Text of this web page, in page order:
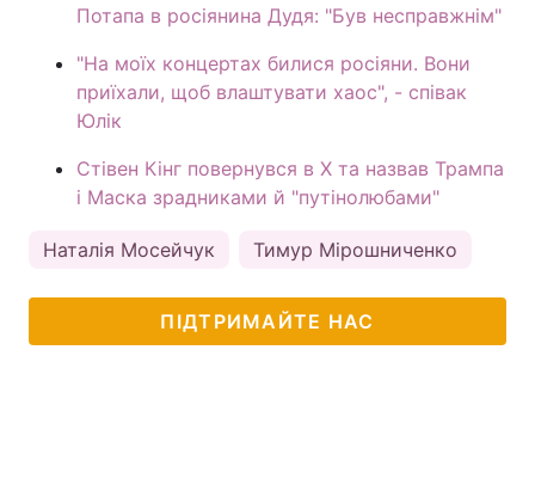
Потапа в росіянина Дудя: "Був несправжнім"
"На моїх концертах билися росіяни. Вони
приїхали, щоб влаштувати хаос", - співак
Юлік
Стівен Кінг повернувся в Х та назвав Трампа
і Маска зрадниками й "путінолюбами"
Наталія Мосейчук Тимур Мірошниченко
ПІДТРИМАЙТЕ НАС